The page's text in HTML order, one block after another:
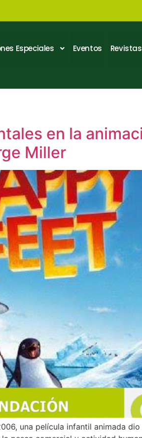
Especiales Eventos Revistas
en la
Miller
una película infantil animada